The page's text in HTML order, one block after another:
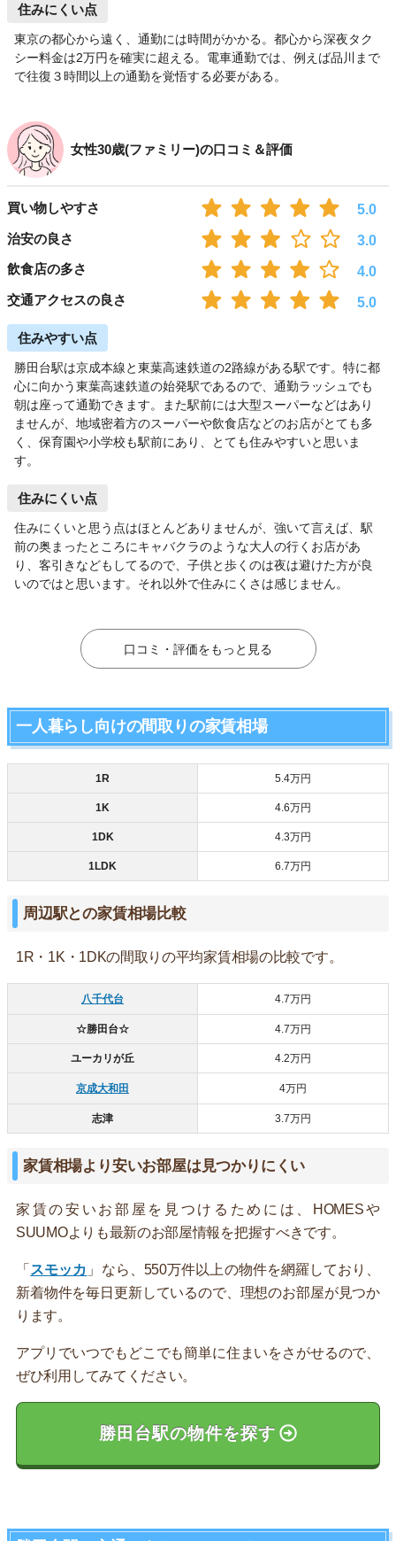
住みにくい点
東京の都心から遠く、通勤には時間がかかる。都心から深夜タク
シー料金は2万円を確実に超える。電車通勤では、例えば品川まで
で往復３時間以上の通勤を覚悟する必要がある。
女性30歳(ファミリー)の口コミ＆評価
買い物しやすさ
5.0
治安の良さ
3.0
飲食店の多さ
4.0
交通アクセスの良さ
5.0
住みやすい点
勝田台駅は京成本線と東葉高速鉄道の2路線がある駅です。特に都
心に向かう東葉高速鉄道の始発駅であるので、通勤ラッシュでも
朝は座って通勤できます。また駅前には大型スーパーなどはあり
ませんが、地域密着方のスーパーや飲食店などのお店がとても多
く、保育園や小学校も駅前にあり、とても住みやすいと思いま
す。
住みにくい点
住みにくいと思う点はほとんどありませんが、強いて言えば、駅
前の奥まったところにキャバクラのような大人の行くお店があ
り、客引きなどもしてるので、子供と歩くのは夜は避けた方が良
いのではと思います。それ以外で住みにくさは感じません。
口コミ・評価をもっと見る
一人暮らし向けの間取りの家賃相場
1R 5.4万円
1K 4.6万円
1DK 4.3万円
1LDK 6.7万円
周辺駅との家賃相場比較
1R・1K・1DKの間取りの平均家賃相場の比較です。
八千代台 4.7万円
☆勝田台☆ 4.7万円
ユーカリが丘 4.2万円
京成大和田 4万円
志津 3.7万円
家賃相場より安いお部屋は見つかりにくい
家賃の安いお部屋を見つけるためには、HOMESや
SUUMOよりも最新のお部屋情報を把握すべきです。
「 スモッカ 」なら、550万件以上の物件を網羅しており、
新着物件を毎日更新しているので、理想のお部屋が見つか
ります。
アプリでいつでもどこでも簡単に住まいをさがせるので、
ぜひ利用してみてください。
勝田台駅の物件を探す